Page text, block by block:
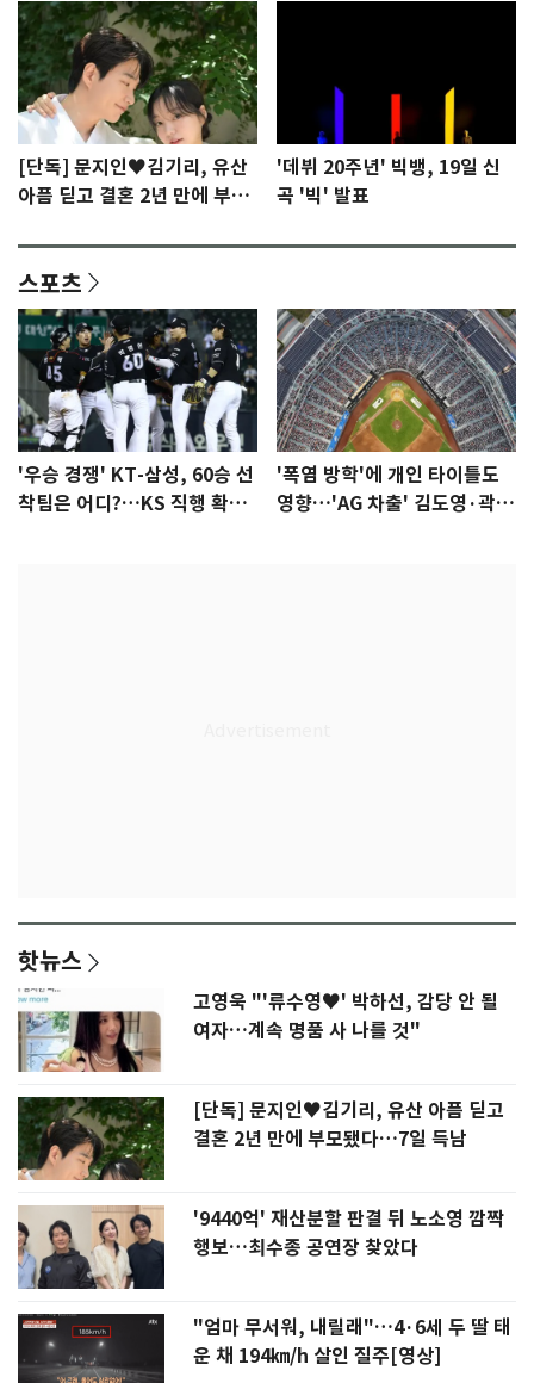
[단독] 문지인♥김기리, 유산
아픔 딛고 결혼 2년 만에 부모
'데뷔 20주년' 빅뱅, 19일 신
곡 '빅' 발표
스포츠
'우승 경쟁' KT-삼성, 60승 선
착팀은 어디?…KS 직행 확률
'폭염 방학'에 개인 타이틀도
영향…'AG 차출' 김도영·곽빈
핫뉴스
고영욱 "'류수영♥' 박하선, 감당 안 될
여자…계속 명품 사 나를 것"
[단독] 문지인♥김기리, 유산 아픔 딛고
결혼 2년 만에 부모됐다…7일 득남
'9440억' 재산분할 판결 뒤 노소영 깜짝
행보…최수종 공연장 찾았다
"엄마 무서워, 내릴래"…4·6세 두 딸 태
운 채 194㎞/h 살인 질주[영상]